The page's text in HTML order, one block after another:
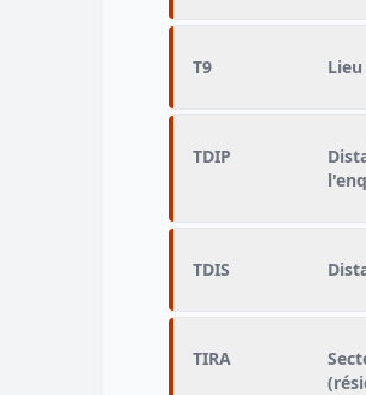
T9
TDIP
TDIS
TIRA